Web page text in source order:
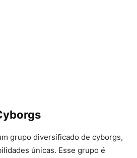
grupo diversificado de cyborgs,
únicas. Esse grupo é